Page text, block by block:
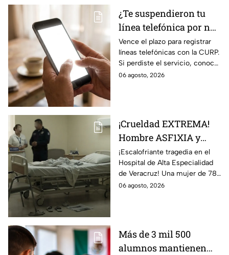
¿Te suspendieron tu
línea telefónica por no
vincularla con tu
CURP? Pasos para
recuperarla
Vence el plazo para registrar
líneas telefónicas con la CURP.
Si perdiste el servicio, conoce
cómo recuperarlo antes de
06 agosto, 2026
¡Crueldad EXTREMA!
Hombre ASF1XIA y
MAT4 a su SUEGRA
durante su visita en
este hospital en
México; así ocurrió
¡Escalofriante tragedia en el
Hospital de Alta Especialidad
de Veracruz! Una mujer de 78
años fallece tras ser
06 agosto, 2026
Más de 3 mil 500
alumnos mantienen